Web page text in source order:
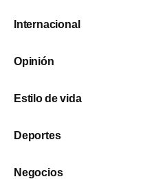
Internacional
Opinión
Estilo de vida
Deportes
Negocios